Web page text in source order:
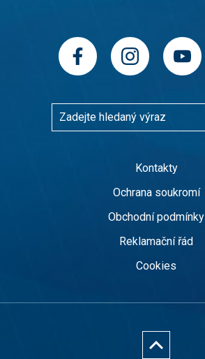
Kontakty
Ochrana soukromí
Obchodní podmínky
Reklamační řád
Cookies